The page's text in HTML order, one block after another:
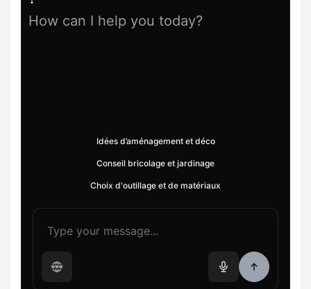
How can I help you today?
Idées d’aménagement et déco
Conseil bricolage et jardinage
Choix d'outillage et de matériaux